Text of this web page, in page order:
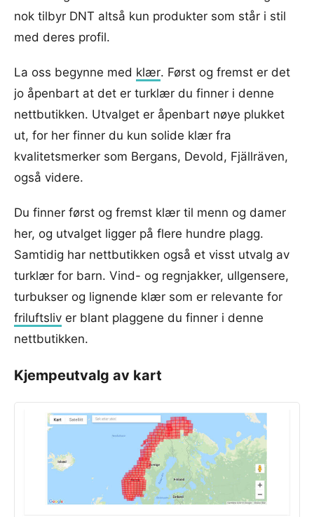
nok tilbyr DNT altså kun produkter som står i stil
med deres profil.
La oss begynne med klær. Først og fremst er det
jo åpenbart at det er turklær du finner i denne
nettbutikken. Utvalget er åpenbart nøye plukket
ut, for her finner du kun solide klær fra
kvalitetsmerker som Bergans, Devold, Fjällräven,
også videre.
Du finner først og fremst klær til menn og damer
her, og utvalget ligger på flere hundre plagg.
Samtidig har nettbutikken også et visst utvalg av
turklær for barn. Vind- og regnjakker, ullgensere,
turbukser og lignende klær som er relevante for
friluftsliv er blant plaggene du finner i denne
nettbutikken.
Kjempeutvalg av kart